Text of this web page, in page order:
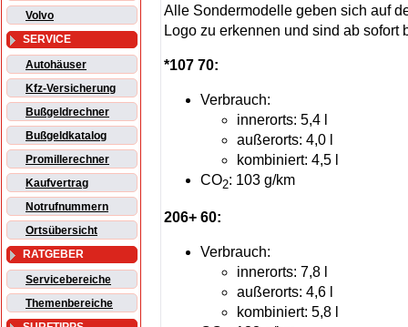
Volvo
SERVICE
Autohäuser
Kfz-Versicherung
Bußgeldrechner
Bußgeldkatalog
Promillerechner
Kaufvertrag
Notrufnummern
Ortsübersicht
RATGEBER
Servicebereiche
Themenbereiche
Alle Sondermodelle geben sich auf
Logo zu erkennen und sind ab
*107 70:
Verbrauch:
innerorts: 5,4 l
außerorts: 4,0 l
kombiniert: 4,5 l
CO2: 103 g/km
206+ 60:
Verbrauch:
innerorts: 7,8 l
außerorts: 4,6 l
kombiniert: 5,8 l